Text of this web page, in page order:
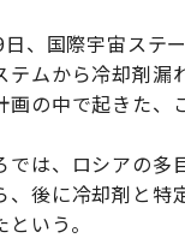
、国際宇宙ステ
ムから冷却剤
の中で起きた、
は、ロシアの
、後に冷却剤と
いう。